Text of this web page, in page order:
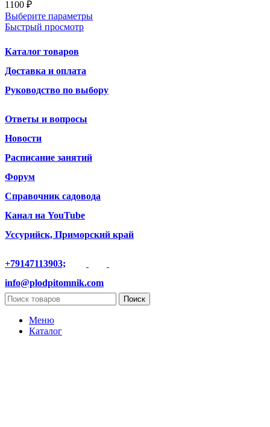
1100 ₽
Выберите параметры
Быстрый просмотр
Каталог товаров
Доставка и оплата
Руководство по выбору
Ответы и вопросы
Новости
Расписание занятий
Форум
Справочник садовода
Канал на YouTube
Уссурийск, Приморский край
+79147113903;
info@plodpitomnik.com
Поиск
Меню
Каталог